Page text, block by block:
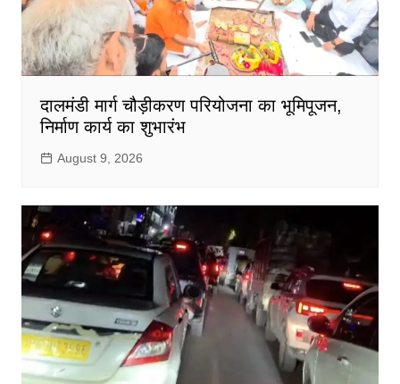
दालमंडी मार्ग चौड़ीकरण परियोजना का भूमिपूजन,
निर्माण कार्य का शुभारंभ
August 9, 2026